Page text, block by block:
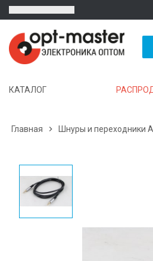
КАТАЛОГ
Главная  Шнуры и переходники